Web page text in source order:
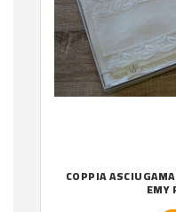
COPPIA
EMY